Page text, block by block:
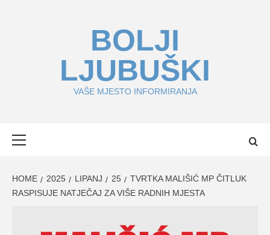
BOLJI
LJUBUŠKI
VAŠE MJESTO INFORMIRANJA
HOME 2025 LIPANJ 25
TVRTKA MALIŠIĆ MP ČITLUK
RASPISUJE NATJEČAJ ZA VIŠE RADNIH MJESTA